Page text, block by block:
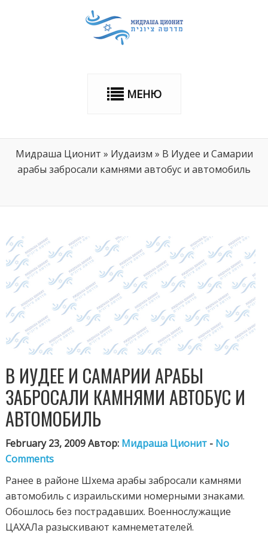
МЕНЮ
Мидраша Ционит » Иудаизм » В Иудее и Самарии
арабы забросали камнями автобус и автомобиль
В ИУДЕЕ И САМАРИИ АРАБЫ
ЗАБРОСАЛИ КАМНЯМИ АВТОБУС И
АВТОМОБИЛЬ
February 23, 2009 Автор: Мидраша Ционит - No
Comments
Ранее в районе Шхема арабы забросали камнями
автомобиль с израильскими номерными знаками.
Обошлось без пострадавших. Военнослужащие
ЦАХАЛа разыскивают камнеметателей.